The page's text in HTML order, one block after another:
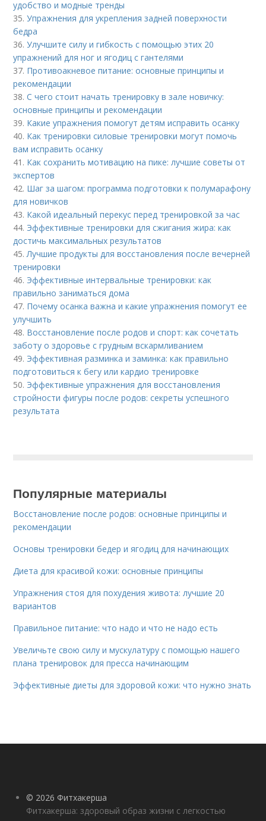
удобство и модные тренды
35.Упражнения для укрепления задней поверхности
бедра
36.Улучшите силу и гибкость с помощью этих 20
упражнений для ног и ягодиц с гантелями
37. Противоакневое питание: основные принципы и
рекомендации
38.С чего стоит начать тренировку в зале новичку:
основные принципы и рекомендации
39. Какие упражнения помогут детям исправить осанку
40. Как тренировки силовые тренировки могут помочь
вам исправить осанку
41. Как сохранить мотивацию на пике: лучшие советы от
экспертов
42. Шаг за шагом: программа подготовки к полумарафону
для новичков
43. Какой идеальный перекус перед тренировкой за час
44. Эффективные тренировки для сжигания жира: как
достичь максимальных результатов
45.Лучшие продукты для восстановления после вечерней
тренировки
46. Эффективные интервальные тренировки: как
правильно заниматься дома
47. Почему осанка важна и какие упражнения помогут ее
улучшить
48. Восстановление после родов и спорт: как сочетать
заботу о здоровье с грудным вскармливанием
49. Эффективная разминка и заминка: как правильно
подготовиться к бегу или кардио тренировке
50. Эффективные упражнения для восстановления
стройности фигуры после родов: секреты успешного
результата
Популярные материалы
Восстановление после родов: основные принципы и
рекомендации
Основы тренировки бедер и ягодиц для начинающих
Диета для красивой кожи: основные принципы
Упражнения стоя для похудения живота: лучшие 20
вариантов
Правильное питание: что надо и что не надо есть
Увеличьте свою силу и мускулатуру с помощью нашего
плана тренировок для пресса начинающим
Эффективные диеты для здоровой кожи: что нужно знать
© 2026 Фитхакерша
Фитхакерша: здоровый образ жизни с легкостью